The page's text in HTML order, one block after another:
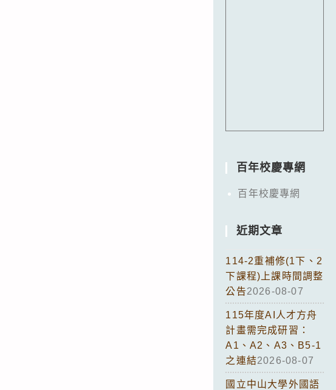
百年校慶專網
百年校慶專網
近期文章
114-2重補修(1下、2
下課程)上課時間調整
公告2026-08-07
115年度AI人才方舟
計畫需完成研習：
A1、A2、A3、B5-1
之連結2026-08-07
國立中山大學外國語